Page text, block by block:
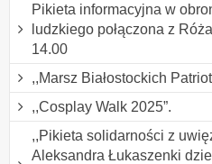
Pikieta informacyjna w
ludzkiego połączona z
14.00
,,Marsz Białostockich
,,Cosplay Walk 2025”.
,,Pikieta solidarności z
Aleksandra Łukaszenki